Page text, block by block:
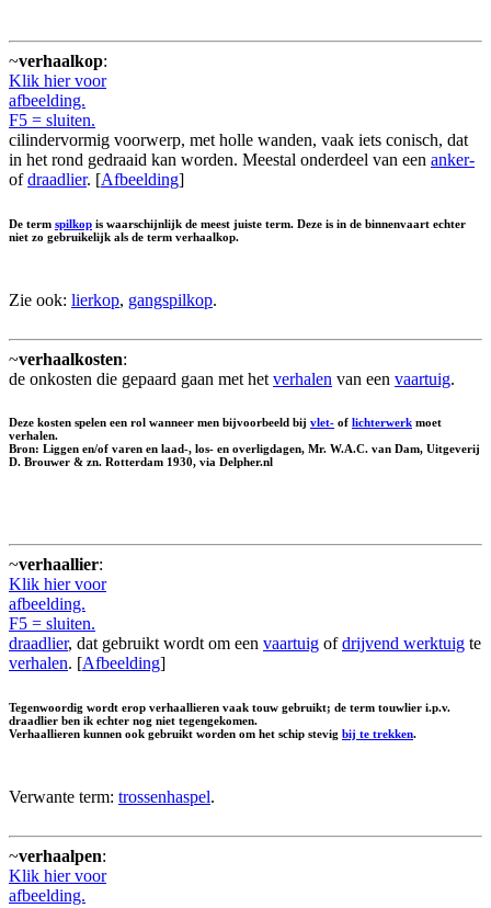
~verhaalkop:
Klik hier voor
afbeelding.
F5 = sluiten.
cilindervormig voorwerp, met holle wanden, vaak iets conisch, dat
in het rond gedraaid kan worden. Meestal onderdeel van een anker-
ofdraadlier. [Afbeelding]
De term spilkop is waarschijnlijk de meest juiste term. Deze is in de binnenvaart echter
niet zo gebruikelijk als de term verhaalkop.
Zie ook: lierkop, gangspilkop.
~verhaalkosten:
de onkosten die gepaard gaan met het verhalen van een vaartuig.
Deze kosten spelen een rol wanneer men bijvoorbeeld bij vlet- of lichterwerk moet
verhalen.
Bron: Liggen en/of varen en laad-, los- en overligdagen, Mr. W.A.C. van Dam, Uitgeverij
D. Brouwer & zn. Rotterdam 1930, via Delpher.nl
~verhaallier:
Klik hier voor
afbeelding.
F5 = sluiten.
draadlier, dat gebruikt wordt om een vaartuig ofdrijvend werktuig te
verhalen. [Afbeelding]
Tegenwoordig wordt erop verhaallieren vaak touw gebruikt; de term touwlier i.p.v.
draadlier ben ik echter nog niet tegengekomen.
Verhaallieren kunnen ook gebruikt worden om het schip stevig bij te trekken.
Verwante term: trossenhaspel.
~verhaalpen:
Klik hier voor
afbeelding.